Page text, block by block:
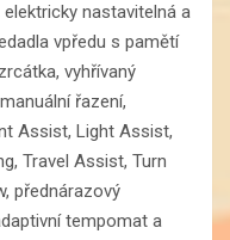
nastavitelná a
vpředu s pamětí
vyhřívaný
řazení,
Assist, Light Assist,
Travel Assist, Turn
přednárazový
tempomat a